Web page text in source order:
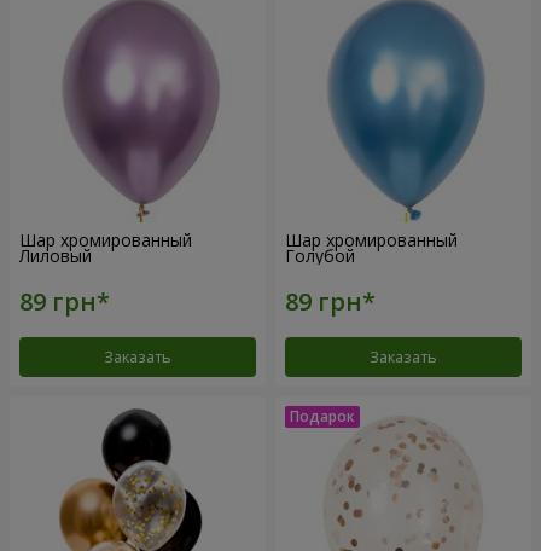
Шар хромированный
Лиловый
Заказать
Шар хромированный
Голубой
Заказать